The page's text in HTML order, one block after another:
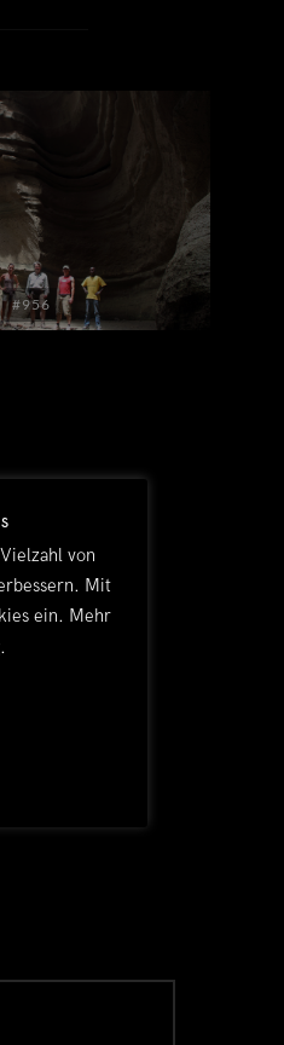
#956
von
Mit
ein. Mehr
.